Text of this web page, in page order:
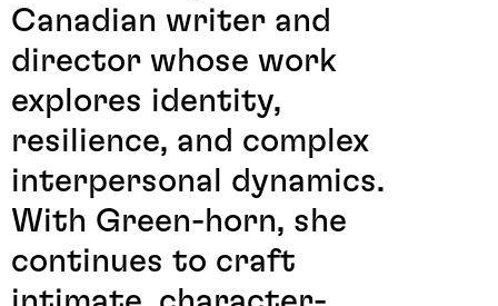
Canadian writer and
director whose work
explores identity,
resilience, and complex
interpersonal dynamics.
With Green-horn, she
continues to craft